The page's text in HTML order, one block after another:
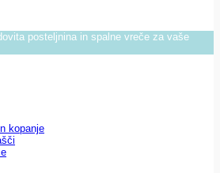
posteljnina in spalne vreče za vaše
kopanje